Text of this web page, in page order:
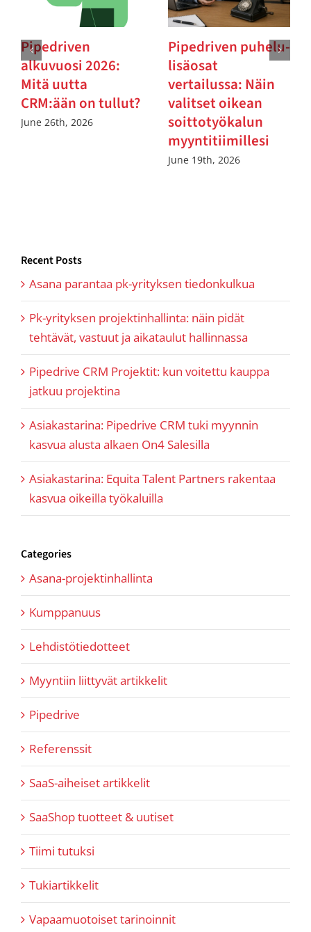
Pipedriven
alkuvuosi 2026:
Mitä uutta
CRM:ään on tullut?
June 26th, 2026
Pipedriven puhelu-
lisäosat
vertailussa: Näin
valitset oikean
soittotyökalun
myyntitiimillesi
June 19th, 2026
Recent Posts
Asana parantaa pk-yrityksen tiedonkulkua
Pk-yrityksen projektinhallinta: näin pidät
tehtävät, vastuut ja aikataulut hallinnassa
Pipedrive CRM Projektit: kun voitettu kauppa
jatkuu projektina
Asiakastarina: Pipedrive CRM tuki myynnin
kasvua alusta alkaen On4 Salesilla
Asiakastarina: Equita Talent Partners rakentaa
kasvua oikeilla työkaluilla
Categories
Asana-projektinhallinta
Kumppanuus
Lehdistötiedotteet
Myyntiin liittyvät artikkelit
Pipedrive
Referenssit
SaaS-aiheiset artikkelit
SaaShop tuotteet & uutiset
Tiimi tutuksi
Tukiartikkelit
Vapaamuotoiset tarinoinnit